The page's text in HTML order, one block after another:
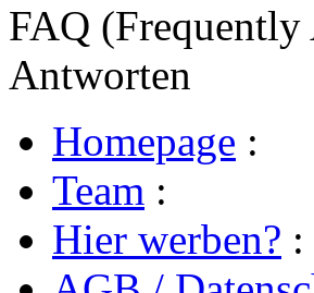
FAQ (Frequently
Antworten
Homepage :
Team :
Hier werben? :